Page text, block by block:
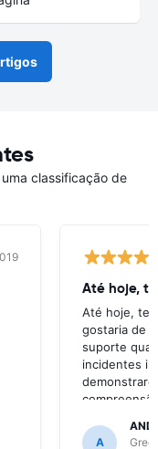
classificação de
Até hoje,
Até hoje,
gostaria de
suporte
incidentes
continua a
A